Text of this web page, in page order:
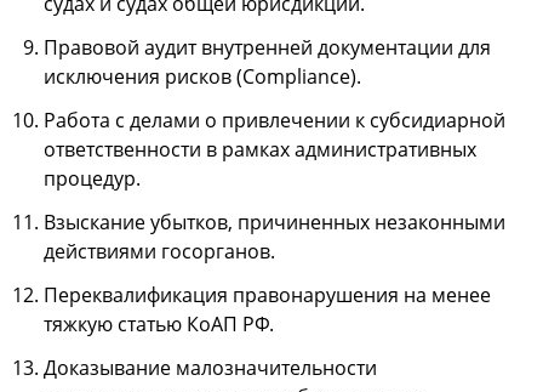
Правовой аудит внутренней документации для
исключения рисков (Compliance).
Работа с делами о привлечении к субсидиарной
ответственности в рамках административных
процедур.
Взыскание убытков, причиненных незаконными
действиями госорганов.
Переквалификация правонарушения на менее
тяжкую статью КоАП РФ.
Доказывание малозначительности